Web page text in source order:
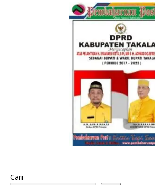
Cari